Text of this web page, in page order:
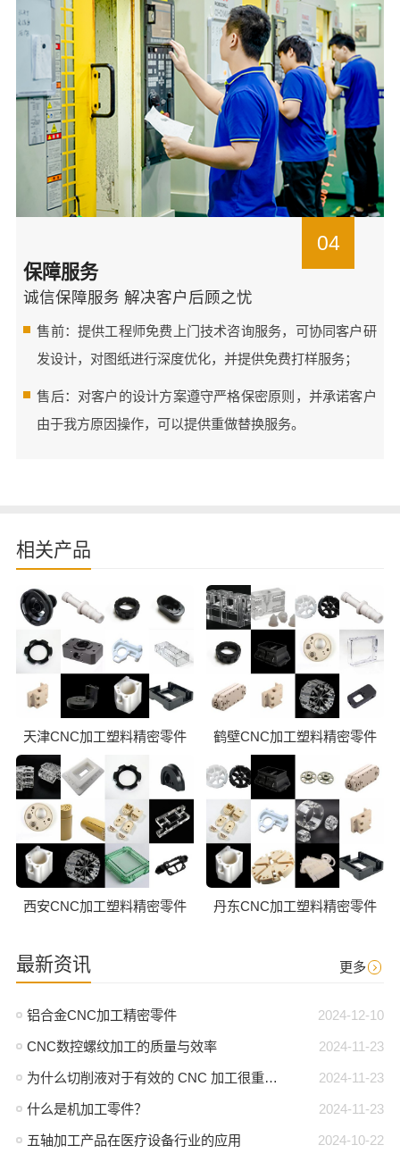
04
保障服务
诚信保障服务 解决客户后顾之忧
售前：提供工程师免费上门技术咨询服务，可协同客户研
发设计，对图纸进行深度优化，并提供免费打样服务；
售后：对客户的设计方案遵守严格保密原则，并承诺客户
由于我方原因操作，可以提供重做替换服务。
相关产品
天津CNC加工塑料精密零件 鹤壁CNC加工塑料精密零件
西安CNC加工塑料精密零件 丹东CNC加工塑料精密零件
最新资讯 更多
2024-12-10
铝合金CNC加工精密零件
2024-11-23
CNC数控螺纹加工的质量与效率
2024-11-23
为什么切削液对于有效的 CNC 加工很重要？
2024-11-23
什么是机加工零件？
2024-10-22
五轴加工产品在医疗设备行业的应用